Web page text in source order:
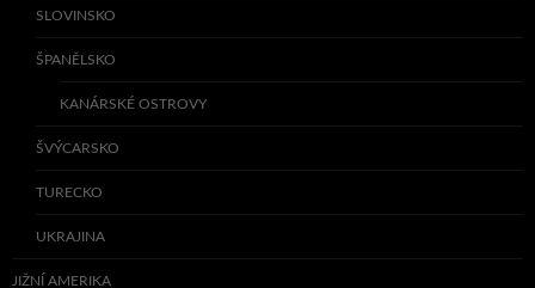
SLOVINSKO
ŠPANĚLSKO
KANÁRSKÉ OSTROVY
ŠVÝCARSKO
TURECKO
UKRAJINA
JIŽNÍ AMERIKA